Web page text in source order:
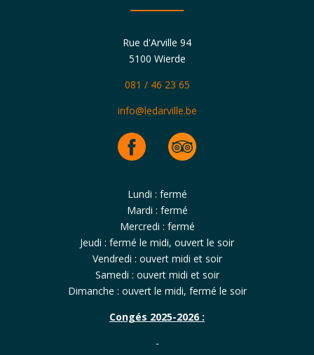
Rue d'Arville 94
5100 Wierde
081 / 46 23 65
info@ledarville.be
Lundi : fermé
Mardi : fermé
Mercredi : fermé
Jeudi : fermé le midi, ouvert le soir
Vendredi : ouvert midi et soir
Samedi : ouvert midi et soir
Dimanche : ouvert le midi, fermé le soir
Congés 2025-2026 :
-